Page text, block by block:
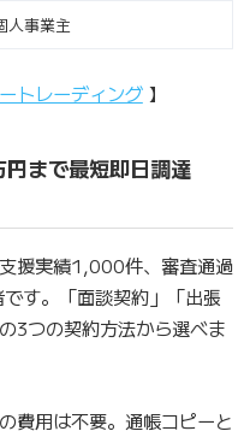
事業主
トレーディング】
まで最短即日調達
援実績1,000件、審査通過
す。「面談契約」「出張
3つの契約方法から選べま
費用は不要。通帳コピーと